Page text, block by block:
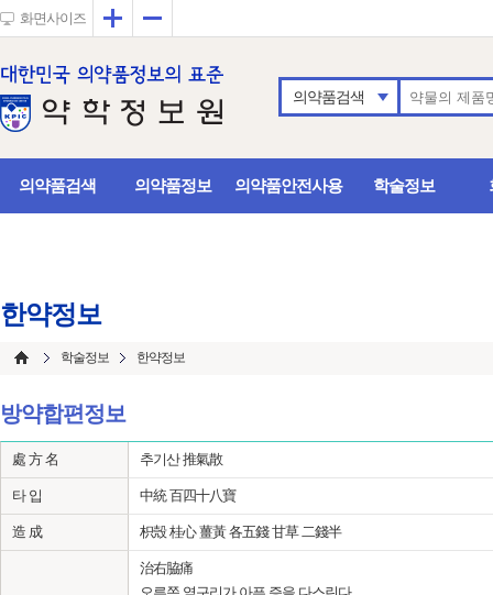
화면사이즈 확대
의약품검색
의약품검색 의약품정보 의약품안전사용 학술정보
한약정보
학술정보 한약정보
방약합편정보
處 方 名 추기산 推氣散
타 입 中統 百四十八寶
造 成 枳殼 桂心 薑黃 各五錢 甘草 二錢半
治右脇痛